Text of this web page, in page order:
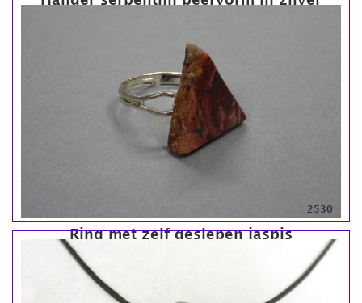
Ring met zelf geslepen jaspis
2530